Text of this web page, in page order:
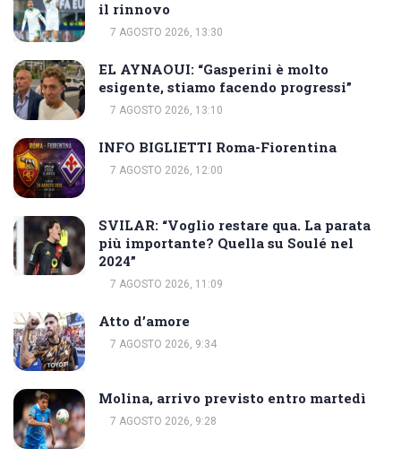
il rinnovo
7 AGOSTO 2026, 13:30
EL AYNAOUI: “Gasperini è molto
esigente, stiamo facendo progressi”
7 AGOSTO 2026, 13:10
INFO BIGLIETTI Roma-Fiorentina
7 AGOSTO 2026, 12:00
SVILAR: “Voglio restare qua. La parata
più importante? Quella su Soulé nel
2024”
7 AGOSTO 2026, 11:09
Atto d’amore
7 AGOSTO 2026, 9:34
Molina, arrivo previsto entro martedì
7 AGOSTO 2026, 9:28